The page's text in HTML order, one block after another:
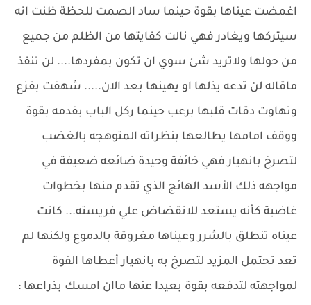
اغمضت عيناها بقوة حينما ساد الصمت للحظة ظنت انه
سيتركها ويغادر فهي نالت كفايتها من الظلم من جميع
من حولها ولاتريد شئ سوي ان تكون بمفردها.... لن تنفذ
ماقاله لن تدعه يذلها او يهينها بعد الان..... شهقت بفزع
وتهاوت دقات قلبها برعب حينما ركل الباب بقدمه بقوة
ووقف امامها يطالعها بنظراته المتوهجه بالغضب
لتصرخ بانهيار فهي خائفة وحيدة ضائعه ضعيفة في
مواجهه ذلك الأسد الهائج الذي تقدم منها بخطوات
غاضبة كأنه يستعد للانقضاض علي فريسته... كانت
عيناه تنطلق بالشرر وعيناها مغروقة بالدموع ولكنها لم
تعد تحتمل المزيد لتصرخ به بانهيار أعطاها القوة
لمواجهته لتدفعه بقوة بعيدا عنها ماان امسك بذراعها :